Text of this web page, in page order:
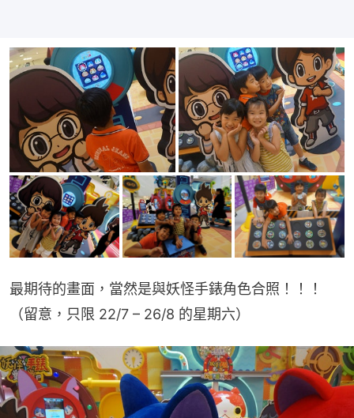
最期待的畫面，當然是與妖怪手錶角色合照！！！
（留意，只限 22/7 – 26/8 的星期六）